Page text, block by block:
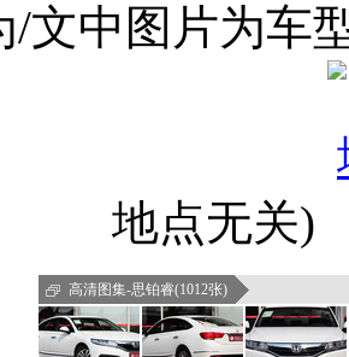
/文中图片为车
地点无关)
高清图集-思铂睿(1012张)